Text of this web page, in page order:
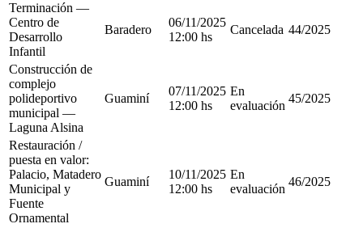
Terminación —
Centro de
Desarrollo
Infantil
Baradero
06/11/2025
12:00 hs
Cancelada 44/2025
Construcción de
complejo
polideportivo
municipal —
Laguna Alsina
Guaminí
07/11/2025
12:00 hs
En
evaluación
45/2025
Restauración /
puesta en valor:
Palacio, Matadero
Municipal y
Fuente
Ornamental
Guaminí
10/11/2025
12:00 hs
En
evaluación
46/2025